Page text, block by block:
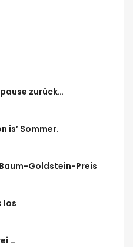
zurück…
is’ Sommer.
Goldstein-Preis
los
…